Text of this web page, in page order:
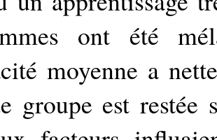
ont été
moyenne a
groupe est restée